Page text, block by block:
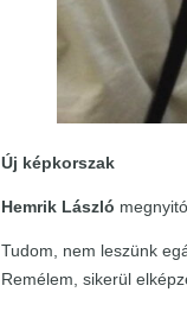
Új képkorszak
Hemrik László
Tudom, nem leszünk
Remélem, sikerül